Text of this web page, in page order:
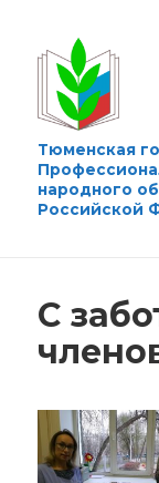
Тюменская
народного
Российской
С